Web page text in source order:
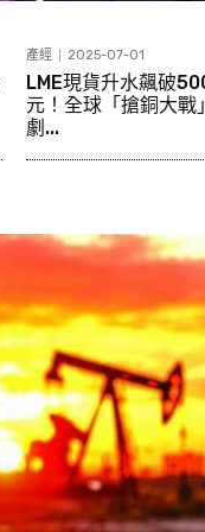
產經 2025-07-01
LME現貨升水飆破
元！全球「搶銅大戰
劇...